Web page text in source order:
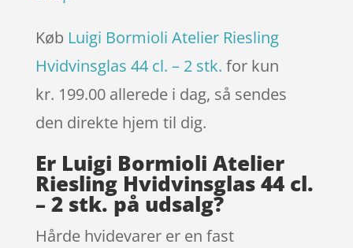
Køb Luigi Bormioli Atelier Riesling
Hvidvinsglas 44 cl. – 2 stk. for kun
kr. 199.00 allerede i dag, så sendes
den direkte hjem til dig.
Er Luigi Bormioli Atelier
Riesling Hvidvinsglas 44 cl.
– 2 stk. på udsalg?
Hårde hvidevarer er en fast